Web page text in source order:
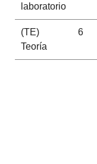
laboratorio
(TE)
Teoría
6